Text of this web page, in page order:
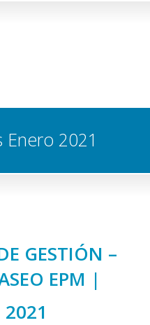
2021
GESTIÓN –
EPM |
2021